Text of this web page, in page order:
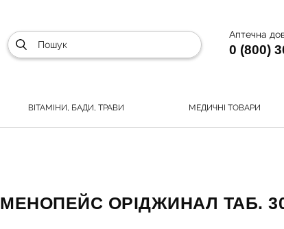
Аптечна
0 (800)
ВІТАМІНИ, БАДИ, ТРАВИ МЕДИЧНІ ТОВАРИ
МЕНОПЕЙС ОРІДЖИНАЛ ТАБ.